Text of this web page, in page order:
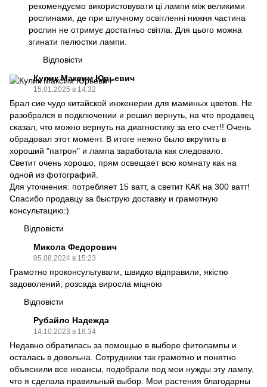
рекомендуємо використовувати ці лампи між великими
рослинами, де при штучному освітленні нижня частина
рослин не отримує достатньо світла. Для цього можна
згинати пелюстки лампи.
Відповісти
Кулик Максим Юрьевич
15.01.2025 в 14:32
Брал сие чудо китайской инженерии для маминых цветов. Не
разобрался в подключении и решил вернуть, на что продавец
сказал, что можно вернуть на диагностику за его счет!! Очень
обрадовал этот момент. В итоге нежно было вкрутить в
хороший "патрон" и лампа заработала как следовало.
Светит очень хорошо, прям освещает всю комнату как на
одной из фотографий.
Для уточнения: потребляет 15 ватт, а светит КАК на 300 ватт!
Спасибо продавцу за быструю доставку и грамотную
консультацию:)
Відповісти
Микола Федорович
05.08.2024 в 15:23
Грамотно проконсультували, швидко відправили, якістю
задоволений, розсада виросла міцною
Відповісти
Рубайло Надежда
14.10.2023 в 18:34
Недавно обратилась за помощью в выборе фитолампы и
осталась в довольна. Сотрудники так грамотно и понятно
объяснили все нюансы, подобрали под мои нужды эту лампу,
что я сделала правильный выбор. Мои растения благодарны